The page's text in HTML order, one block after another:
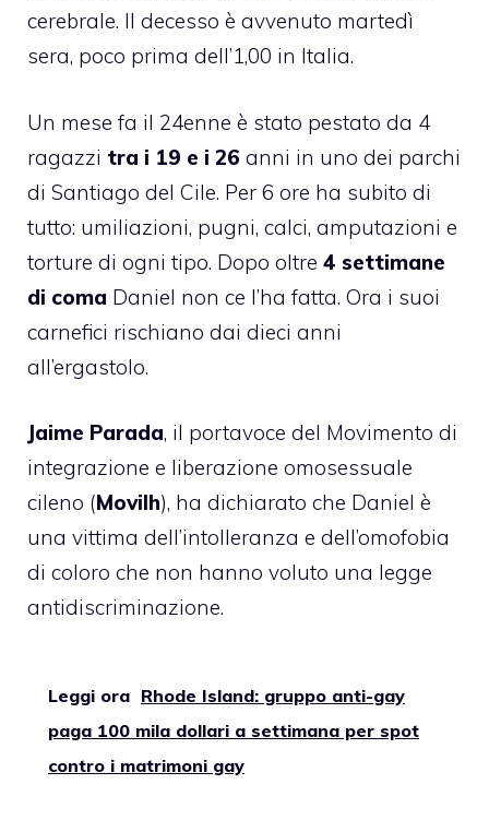
cerebrale. Il decesso è avvenuto martedì
sera, poco prima dell’1,00 in Italia.
Un mese fa il 24enne è stato pestato da 4
ragazzi tra i 19 e i 26 anni in uno dei parchi
di Santiago del Cile. Per 6 ore ha subito di
tutto: umiliazioni, pugni, calci, amputazioni e
torture di ogni tipo. Dopo oltre 4 settimane
di coma Daniel non ce l’ha fatta. Ora i suoi
carnefici rischiano dai dieci anni
all’ergastolo.
Jaime Parada, il portavoce del Movimento di
integrazione e liberazione omosessuale
cileno (Movilh), ha dichiarato che Daniel è
una vittima dell’intolleranza e dell’omofobia
di coloro che non hanno voluto una legge
antidiscriminazione.
Leggi ora Rhode Island: gruppo anti-gay
paga 100 mila dollari a settimana per spot
contro i matrimoni gay